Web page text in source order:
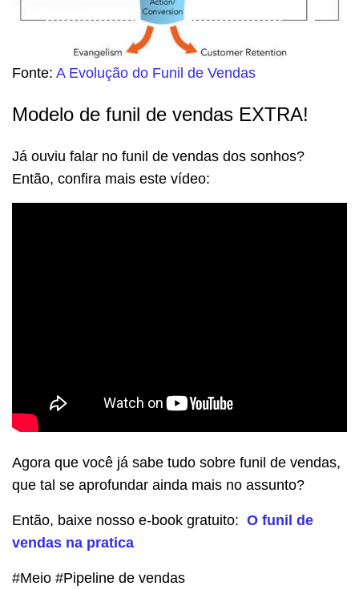
Fonte: A Evolução do Funil de Vendas
Modelo de funil de vendas EXTRA!
Já ouviu falar no funil de vendas dos sonhos?
Então, confira mais este vídeo:
Agora que você já sabe tudo sobre funil de vendas,
que tal se aprofundar ainda mais no assunto?
Então, baixe nosso e-book gratuito: O funil de
vendas na pratica
#Meio #Pipeline de vendas